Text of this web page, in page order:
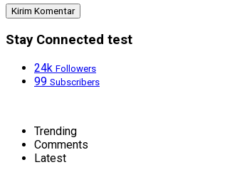
Stay Connected test
24k Followers
99 Subscribers
Trending
Comments
Latest